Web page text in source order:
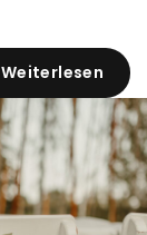
Weiterlesen